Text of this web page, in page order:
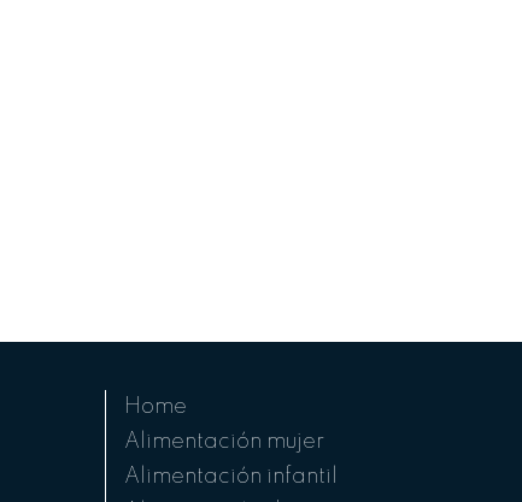
Home
Alimentación mujer
Alimentación infantil